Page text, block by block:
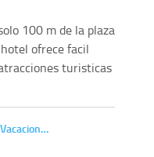
100 m de la plaza
ofrece facil
turisticas